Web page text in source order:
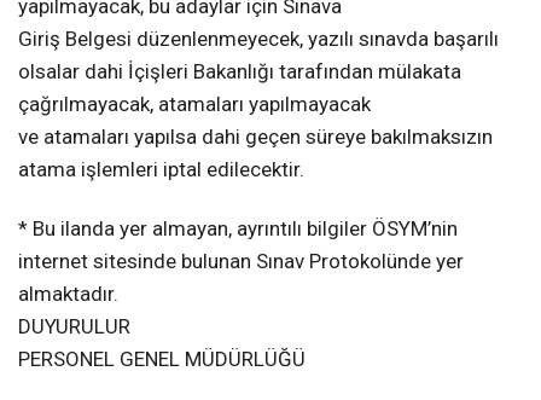
yapılmayacak, bu adaylar için Sınava
Giriş Belgesi düzenlenmeyecek, yazılı sınavda başarılı
olsalar dahi İçişleri Bakanlığı tarafından mülakata
çağrılmayacak, atamaları yapılmayacak
ve atamaları yapılsa dahi geçen süreye bakılmaksızın
atama işlemleri iptal edilecektir.
* Bu ilanda yer almayan, ayrıntılı bilgiler ÖSYM’nin
internet sitesinde bulunan Sınav Protokolünde yer
almaktadır.
DUYURULUR
PERSONEL GENEL MÜDÜRLÜĞÜ